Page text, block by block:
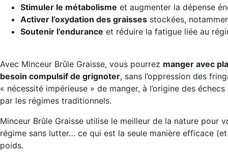
Stimuler le métabolisme et augmenter la dépense
Activer l’oxydation des graisses stockées,
Soutenir l’endurance et réduire la fatigue liée au
Avec Minceur Brûle Graisse, vous pourrez manger avec
besoin compulsif de grignoter, sans l’oppression des
« nécessité impérieuse » de manger, à l’origine des
par les régimes traditionnels.
Minceur Brûle Graisse utilise le meilleur de la nature pour
régime sans lutter… ce qui est la seule manière efficace
poids.